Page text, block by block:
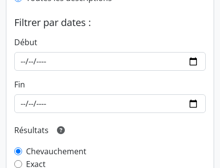
Filtrer par dates :
Début
Fin
Résultats
Chevauchement
Exact